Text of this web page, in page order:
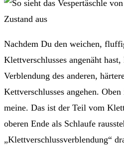
Nachdem Du den weichen,
Klettverschlusses angenäht
Verblendung des anderen,
Kettverschlusses angehen.
meine. Das ist der Teil vom
oberen Ende als Schlaufe
„Klettverschlussverblendung“